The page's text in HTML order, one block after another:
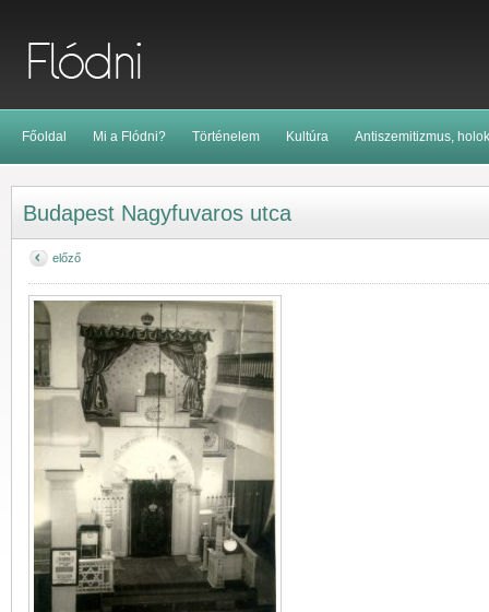
Főoldal Mi a Flódni? Történelem Kultúra Antiszemitizmus,
Budapest Nagyfuvaros utca
előző